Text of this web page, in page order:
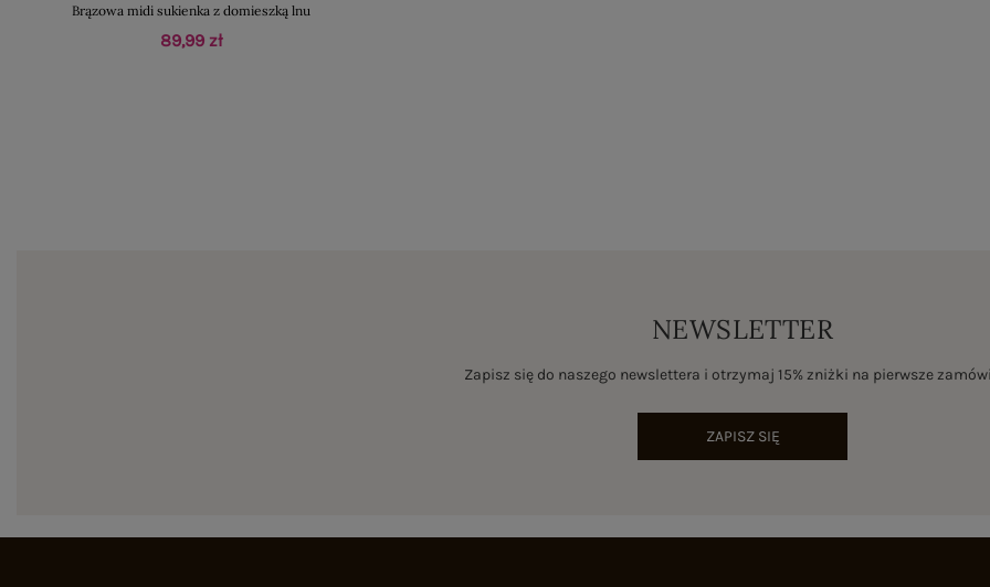
Brązowa midi sukienka z domieszką lnu
89,99 zł
NEWSLETTER
Zapisz się do naszego newslettera i otrzymaj 15% zniżki na pierwsze
ZAPISZ SIĘ